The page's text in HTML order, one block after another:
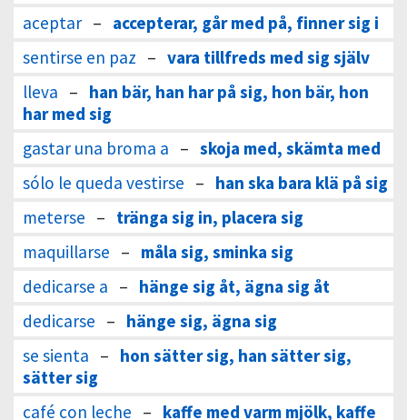
aceptar – accepterar, går med på, finner sig i
sentirse en paz – vara tillfreds med sig själv
lleva – han bär, han har på sig, hon bär, hon
har med sig
gastar una broma a – skoja med, skämta med
sólo le queda vestirse – han ska bara klä på sig
meterse – tränga sig in, placera sig
maquillarse – måla sig, sminka sig
dedicarse a – hänge sig åt, ägna sig åt
dedicarse – hänge sig, ägna sig
se sienta – hon sätter sig, han sätter sig,
sätter sig
café con leche – kaffe med varm mjölk, kaffe